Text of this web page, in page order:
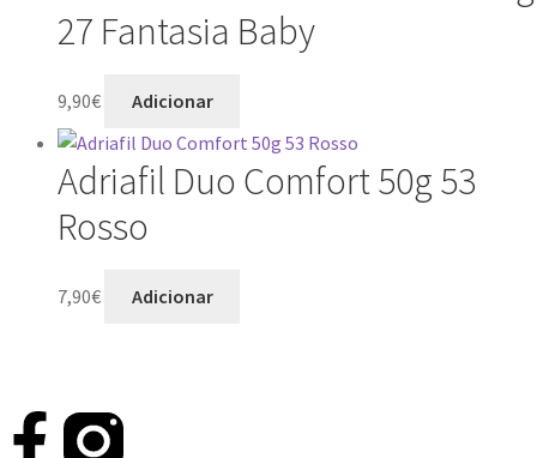
27 Fantasia Baby
9,90€ Adicionar
Adriafil Duo Comfort 50g 53
Rosso
7,90€ Adicionar